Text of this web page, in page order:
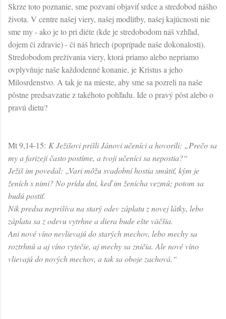
Skrze toto poznanie, sme pozvaní objaviť srdce a stredobod nášho
života. V centre našej viery, našej modlitby, našej kajúcnosti nie
sme my - ako je to pri diéte (kde je stredobodom náš vzhľad,
dojem či zdravie) - či náš hriech (poprípade naše dokonalosti).
Stredobodom prežívania viery, ktorá priamo alebo nepriamo
ovplyvňuje naše každodenné konanie, je Kristus a jeho
Milosrdenstvo. A tak je na mieste, aby sme sa pozreli na naše
pôstne predsavzatie z takéhoto pohľadu. Ide o pravý pôst alebo o
pravú dietu?
Mt 9,14-15: K Ježišovi prišli Jánovi učeníci a hovorili: „Prečo sa
my a farizeji často postíme, a tvoji učeníci sa nepostia?“
Ježiš im povedal: „Vari môžu svadobní hostia smútiť, kým je
ženích s nimi? No prídu dni, keď im ženícha vezmú; potom sa
budú postiť.
Nik predsa neprišíva na starý odev záplatu z novej látky, lebo
záplata sa z odevu vytrhne a diera bude ešte väčšia.
Ani nové víno nevlievajú do starých mechov, lebo mechy sa
roztrhnú a aj víno vytečie, aj mechy sa zničia. Ale nové víno
vlievajú do nových mechov, a tak sa oboje zachová.“